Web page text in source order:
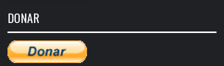
entradas
DONAR